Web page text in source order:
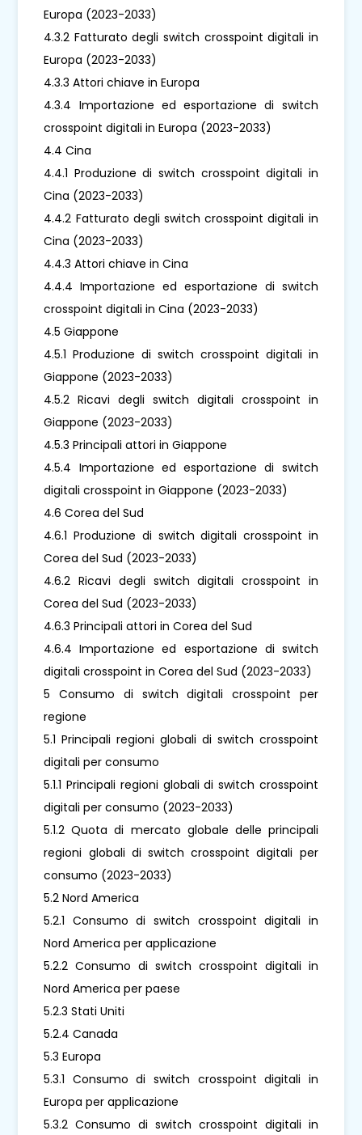
Europa (2023-2033)
4.3.2 Fatturato degli switch crosspoint digitali in
Europa (2023-2033)
4.3.3 Attori chiave in Europa
4.3.4 Importazione ed esportazione di switch
crosspoint digitali in Europa (2023-2033)
4.4 Cina
4.4.1 Produzione di switch crosspoint digitali in
Cina (2023-2033)
4.4.2 Fatturato degli switch crosspoint digitali in
Cina (2023-2033)
4.4.3 Attori chiave in Cina
4.4.4 Importazione ed esportazione di switch
crosspoint digitali in Cina (2023-2033)
4.5 Giappone
4.5.1 Produzione di switch crosspoint digitali in
Giappone (2023-2033)
4.5.2 Ricavi degli switch digitali crosspoint in
Giappone (2023-2033)
4.5.3 Principali attori in Giappone
4.5.4 Importazione ed esportazione di switch
digitali crosspoint in Giappone (2023-2033)
4.6 Corea del Sud
4.6.1 Produzione di switch digitali crosspoint in
Corea del Sud (2023-2033)
4.6.2 Ricavi degli switch digitali crosspoint in
Corea del Sud (2023-2033)
4.6.3 Principali attori in Corea del Sud
4.6.4 Importazione ed esportazione di switch
digitali crosspoint in Corea del Sud (2023-2033)
5 Consumo di switch digitali crosspoint per
regione
5.1 Principali regioni globali di switch crosspoint
digitali per consumo
5.1.1 Principali regioni globali di switch crosspoint
digitali per consumo (2023-2033)
5.1.2 Quota di mercato globale delle principali
regioni globali di switch crosspoint digitali per
consumo (2023-2033)
5.2 Nord America
5.2.1 Consumo di switch crosspoint digitali in
Nord America per applicazione
5.2.2 Consumo di switch crosspoint digitali in
Nord America per paese
5.2.3 Stati Uniti
5.2.4 Canada
5.3 Europa
5.3.1 Consumo di switch crosspoint digitali in
Europa per applicazione
5.3.2 Consumo di switch crosspoint digitali in